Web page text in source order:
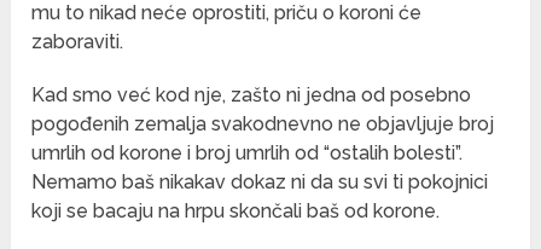
mu to nikad neće oprostiti, priču o koroni će
zaboraviti.
Kad smo već kod nje, zašto ni jedna od posebno
pogođenih zemalja svakodnevno ne objavljuje broj
umrlih od korone i broj umrlih od “ostalih bolesti”.
Nemamo baš nikakav dokaz ni da su svi ti pokojnici
koji se bacaju na hrpu skončali baš od korone.